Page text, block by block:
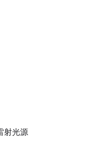
射光源